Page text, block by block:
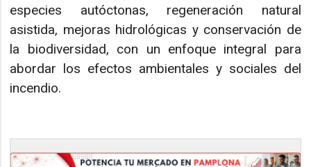
especies autóctonas, regeneración natural
asistida, mejoras hidrológicas y conservación de
la biodiversidad, con un enfoque integral para
abordar los efectos ambientales y sociales del
incendio.